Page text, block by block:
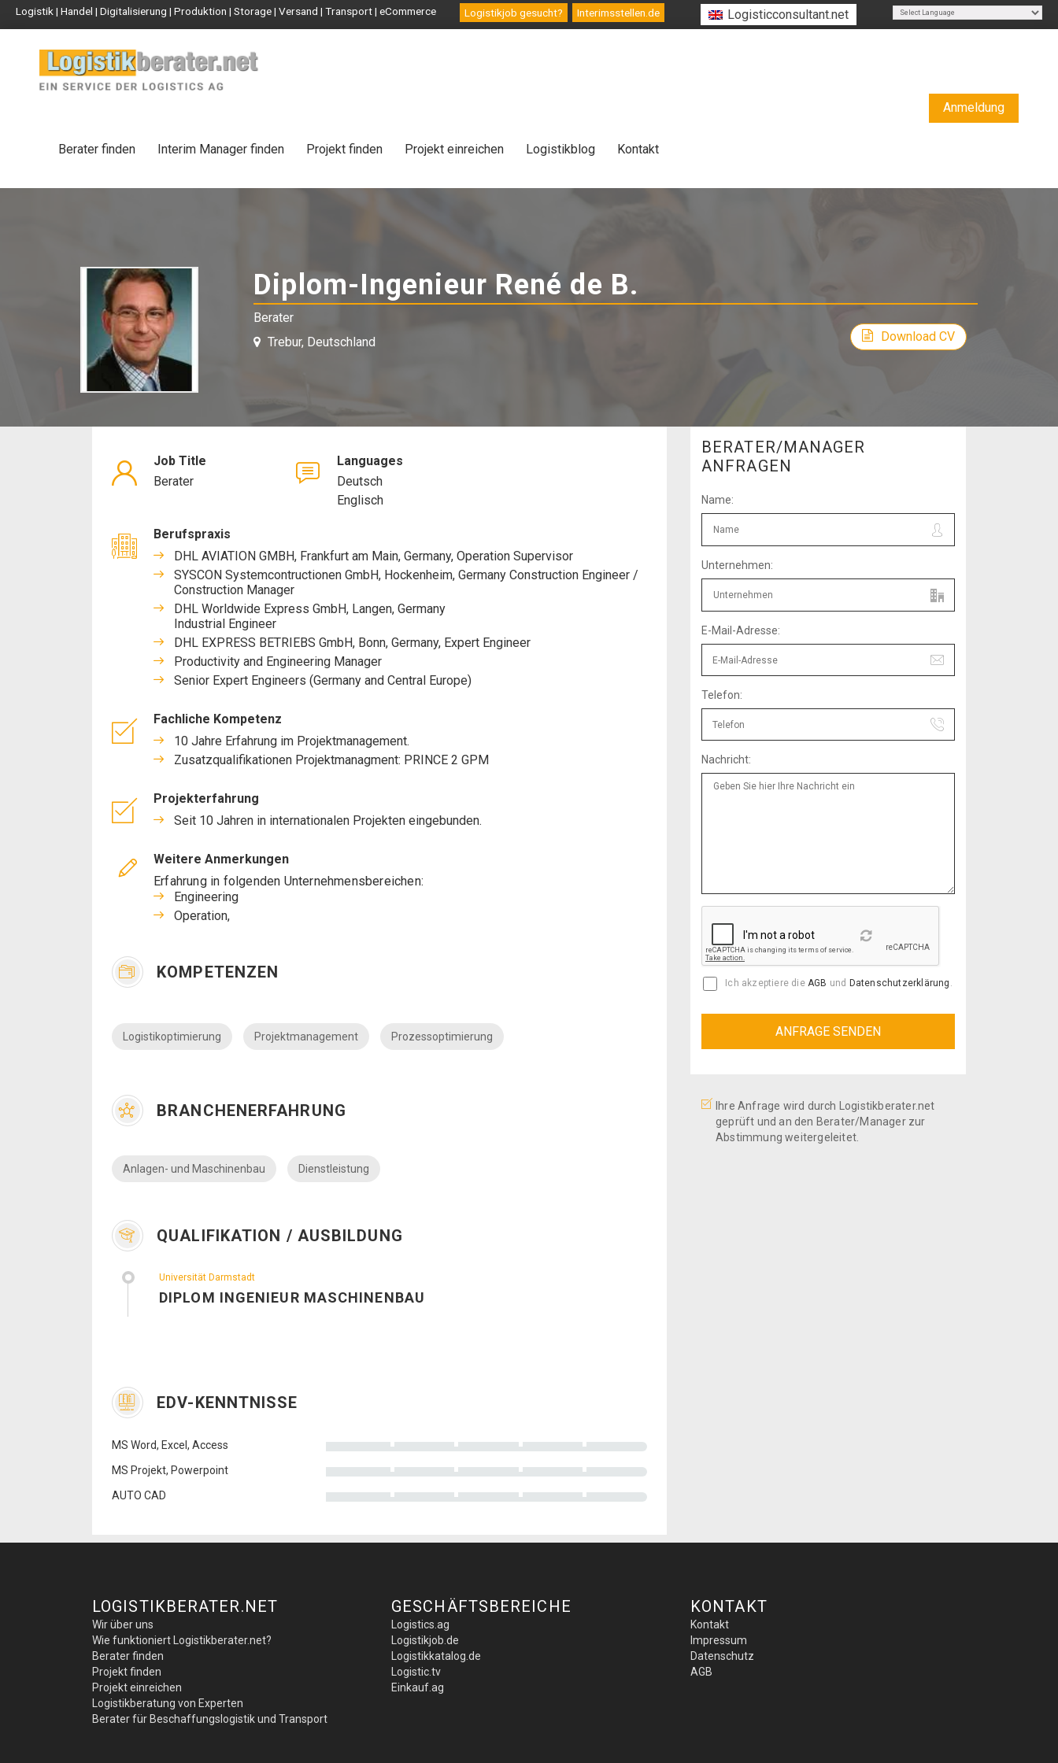
Logistik | Handel | Digitalisierung | Produktion | Storage | Versand | Transport | eCommerce Logistikjob gesucht? Interimsstellen.de
Logisticconsultant.net
Powered by
Translate
Berater finden Interim Manager finden Projekt finden Projekt einreichen Logistikblog Kontakt
Anmeldung
Diplom-Ingenieur René de B.
Berater
Trebur, Deutschland
Download CV
Job Title
Berater
Languages
Deutsch
Englisch
Berufspraxis
DHL AVIATION GMBH, Frankfurt am Main, Germany, Operation Supervisor
SYSCON Systemcontructionen GmbH, Hockenheim, Germany Construction Engineer /
Construction Manager
DHL Worldwide Express GmbH, Langen, Germany
Industrial Engineer
DHL EXPRESS BETRIEBS GmbH, Bonn, Germany, Expert Engineer
Productivity and Engineering Manager
Senior Expert Engineers (Germany and Central Europe)
Fachliche Kompetenz
10 Jahre Erfahrung im Projektmanagement.
Zusatzqualifikationen Projektmanagment: PRINCE 2 GPM
Projekterfahrung
Seit 10 Jahren in internationalen Projekten eingebunden.
Weitere Anmerkungen
Erfahrung in folgenden Unternehmensbereichen:
Engineering
Operation,
KOMPETENZEN
Logistikoptimierung Projektmanagement Prozessoptimierung
BRANCHENERFAHRUNG
Anlagen- und Maschinenbau Dienstleistung
QUALIFIKATION / AUSBILDUNG
Universität Darmstadt
DIPLOM INGENIEUR MASCHINENBAU
EDV-KENNTNISSE
MS Word, Excel, Access
MS Projekt, Powerpoint
AUTO CAD
BERATER/MANAGER
ANFRAGEN
Name:
Unternehmen:
E-Mail-Adresse:
Telefon:
Nachricht:
Reload
Ich akzeptiere die AGB und Datenschutzerklärung .
Ihre Anfrage wird durch Logistikberater.net
geprüft und an den Berater/Manager zur
Abstimmung weitergeleitet.
LOGISTIKBERATER.NET
Wir über uns
Wie funktioniert Logistikberater.net?
Berater finden
Projekt finden
Projekt einreichen
Logistikberatung von Experten
Berater für Beschaffungslogistik und Transport
GESCHÄFTSBEREICHE
Logistics.ag
Logistikjob.de
Logistikkatalog.de
Logistic.tv
Einkauf.ag
KONTAKT
Kontakt
Impressum
Datenschutz
AGB